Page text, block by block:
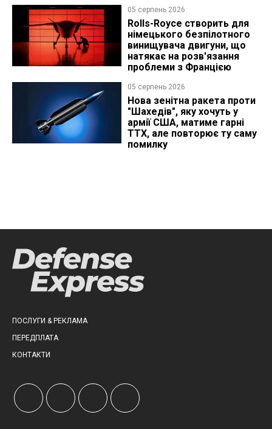
05 серпень 2026
Rolls-Royce створить для
німецького безпілотного
винищувача двигуни, що
натякає на розв'язання
проблеми з Францією
05 серпень 2026
Нова зенітна ракета проти
"Шахедів", яку хочуть у
армії США, матиме гарні
ТТХ, але повторює ту саму
помилку
ПОСЛУГИ & РЕКЛАМА
ПЕРЕДПЛАТА
КОНТАКТИ